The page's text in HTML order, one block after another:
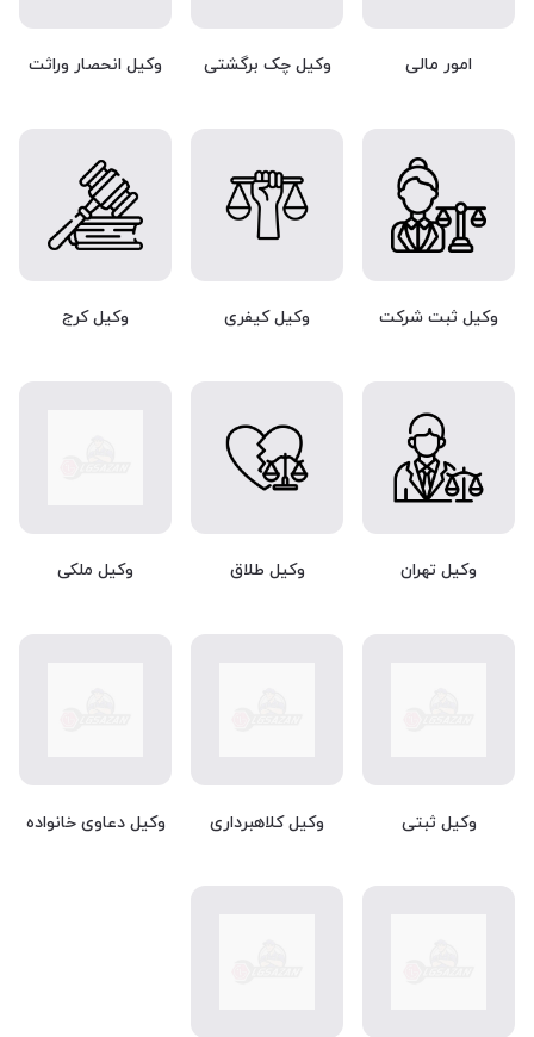
امور مالی وکیل چک برگشتی وکیل انحصار وراثت
وکیل ثبت شرکت وکیل کیفری وکیل کرج
وکیل تهران وکیل طلاق وکیل ملکی
وکیل ثبتی وکیل کلاهبرداری وکیل دعاوی خانواده